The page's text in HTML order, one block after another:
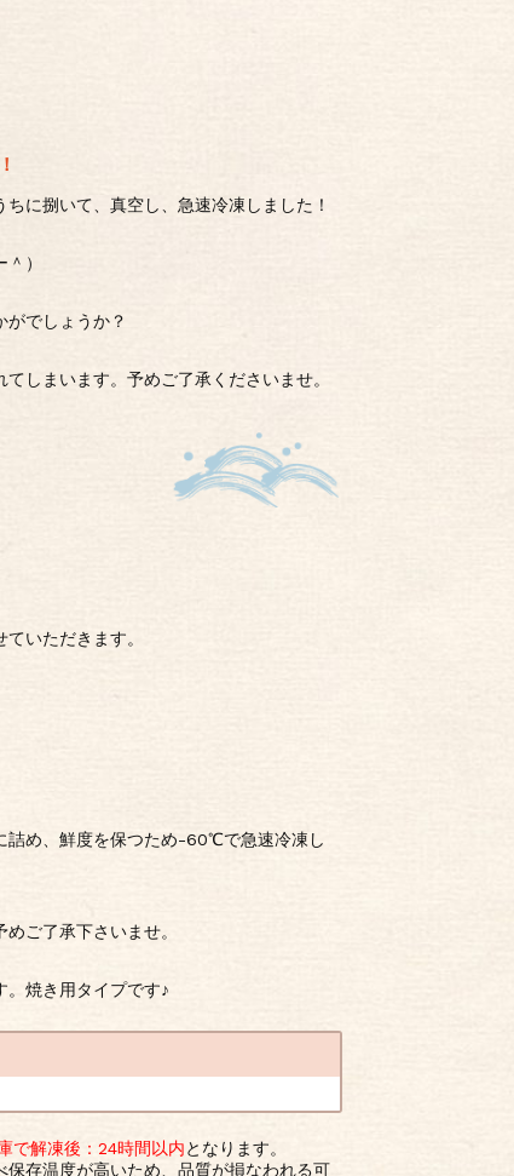
に捌いて、真空し、急速冷凍しました！
）
がでしょうか？
しまいます。予めご了承くださいませ。
いただきます。
詰め、鮮度を保つため-60℃で急速冷凍し
ご了承下さいませ。
。焼き用タイプです♪
で解凍後：24時間以内となります。
存温度が高いため、品質が損なわれる可